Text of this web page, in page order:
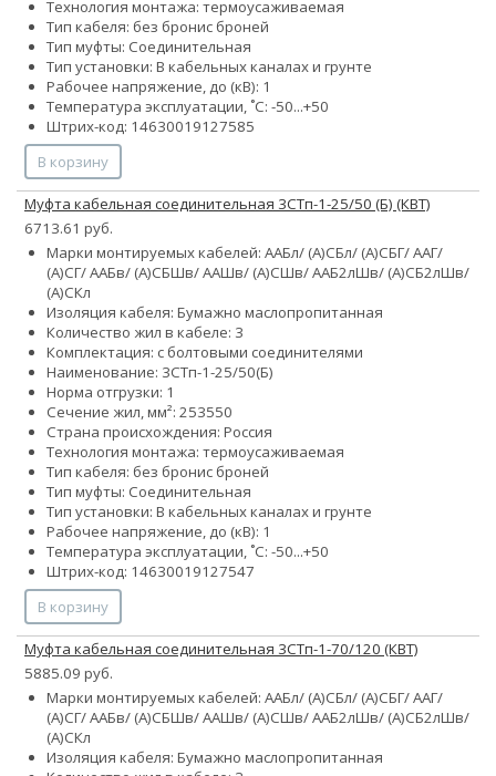
Технология монтажа: термоусаживаемая
Тип кабеля: без бронис броней
Тип муфты: Соединительная
Тип установки: В кабельных каналах и грунте
Рабочее напряжение, до (кВ): 1
Температура эксплуатации, ˚С: -50...+50
Штрих-код: 14630019127585
В корзину
Муфта кабельная соединительная 3СТп-1-25/50 (Б) (КВТ)
6713.61 руб.
Марки монтируемых кабелей: ААБл/ (А)СБл/ (А)СБГ/ ААГ/
(А)СГ/ ААБв/ (А)СБШв/ ААШв/ (А)СШв/ ААБ2лШв/ (А)СБ2лШв/
(А)СКл
Изоляция кабеля: Бумажно маслопропитанная
Количество жил в кабеле: 3
Комплектация: с болтовыми соединителями
Наименование: 3СТп-1-25/50(Б)
Норма отгрузки: 1
Сечение жил, мм²: 253550
Страна происхождения: Россия
Технология монтажа: термоусаживаемая
Тип кабеля: без бронис броней
Тип муфты: Соединительная
Тип установки: В кабельных каналах и грунте
Рабочее напряжение, до (кВ): 1
Температура эксплуатации, ˚С: -50...+50
Штрих-код: 14630019127547
В корзину
Муфта кабельная соединительная 3СТп-1-70/120 (КВТ)
5885.09 руб.
Марки монтируемых кабелей: ААБл/ (А)СБл/ (А)СБГ/ ААГ/
(А)СГ/ ААБв/ (А)СБШв/ ААШв/ (А)СШв/ ААБ2лШв/ (А)СБ2лШв/
(А)СКл
Изоляция кабеля: Бумажно маслопропитанная